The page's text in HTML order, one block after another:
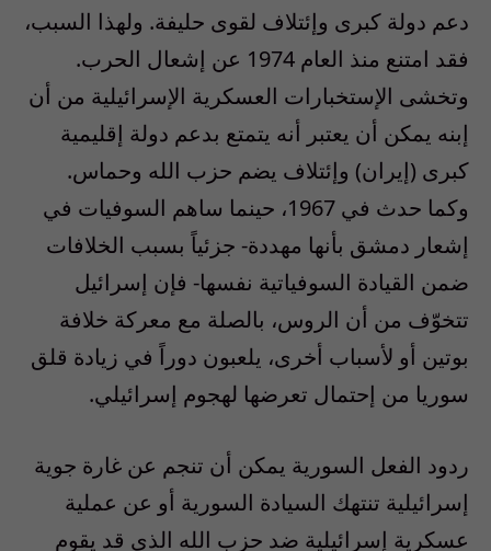
دعم دولة كبرى وإئتلاف لقوى حليفة. ولهذا السبب،
فقد امتنع منذ العام 1974 عن إشعال الحرب.
وتخشى الإستخبارات العسكرية الإسرائيلية من أن
إبنه يمكن أن يعتبر أنه يتمتع بدعم دولة إقليمية
كبرى (إيران) وإئتلاف يضم حزب الله وحماس.
وكما حدث في 1967، حينما ساهم السوفيات في
إشعار دمشق بأنها مهددة- جزئياً بسبب الخلافات
ضمن القيادة السوفياتية نفسها- فإن إسرائيل
تتخوّف من أن الروس، بالصلة مع معركة خلافة
بوتين أو لأسباب أخرى، يلعبون دوراً في زيادة قلق
سوريا من إحتمال تعرضها لهجوم إسرائيلي.
ردود الفعل السورية يمكن أن تنجم عن غارة جوية
إسرائيلية تنتهك السيادة السورية أو عن عملية
عسكرية إٍسرائيلية ضد حزب الله الذي قد يقوم